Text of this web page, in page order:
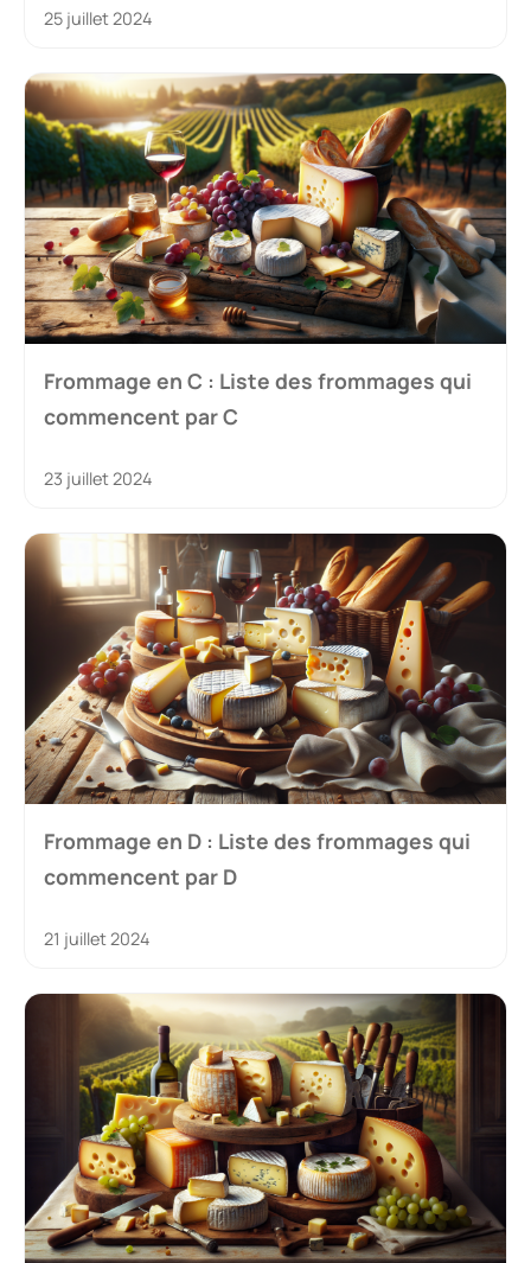
25 juillet 2024
Frommage en C : Liste des frommages qui
commencent par C
23 juillet 2024
Frommage en D : Liste des frommages qui
commencent par D
21 juillet 2024